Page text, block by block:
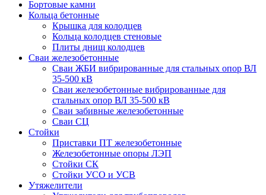
Бортовые камни
Кольца бетонные
Крышка для колодцев
Кольца колодцев стеновые
Плиты днищ колодцев
Сваи железобетонные
Сваи ЖБИ вибрированные для стальных опор ВЛ
35-500 кВ
Сваи железобетонные вибрированные для
стальных опор ВЛ 35-500 кВ
Сваи забивные железобетонные
Сваи СЦ
Стойки
Приставки ПТ железобетонные
Железобетонные опоры ЛЭП
Стойки СК
Стойки УСО и УСВ
Утяжелители